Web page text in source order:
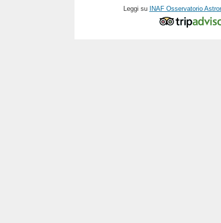
Leggi su INAF Osservatorio